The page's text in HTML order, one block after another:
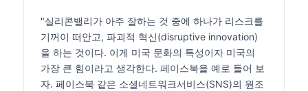
"실리콘밸리가 아주 잘하는 것 중에 하나가 리스크를
기꺼이 떠안고, 파괴적 혁신(disruptive innovation)
을 하는 것이다. 이게 미국 문화의 특성이자 미국의
가장 큰 힘이라고 생각한다. 페이스북을 예로 들어 보
자. 페이스북 같은 소셜네트워크서비스(SNS)의 원조